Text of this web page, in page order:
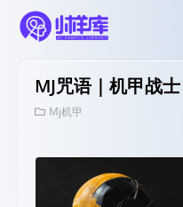
MJ咒语｜机甲战士
Mj机甲